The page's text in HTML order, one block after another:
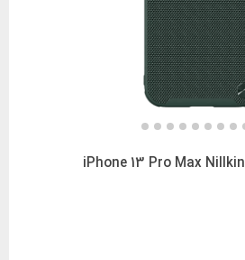
قاب محافظ نیلکین آیفون iPhone 13 Pro Max Nillkin